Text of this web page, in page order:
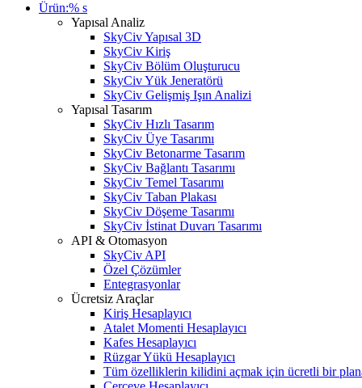
Ürün:% s
Yapısal Analiz
SkyCiv Yapısal 3D
SkyCiv Kiriş
SkyCiv Bölüm Oluşturucu
SkyCiv Yük Jeneratörü
SkyCiv Gelişmiş Işın Analizi
Yapısal Tasarım
SkyCiv Hızlı Tasarım
SkyCiv Üye Tasarımı
SkyCiv Betonarme Tasarım
SkyCiv Bağlantı Tasarımı
SkyCiv Temel Tasarımı
SkyCiv Taban Plakası
SkyCiv Döşeme Tasarımı
SkyCiv İstinat Duvarı Tasarımı
API & Otomasyon
SkyCiv API
Özel Çözümler
Entegrasyonlar
Ücretsiz Araçlar
Kiriş Hesaplayıcı
Atalet Momenti Hesaplayıcı
Kafes Hesaplayıcı
Rüzgar Yükü Hesaplayıcı
Tüm özelliklerin kilidini açmak için ücretli bir